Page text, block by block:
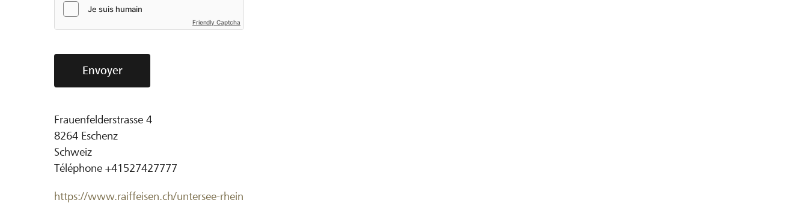
Friendly Captcha
Envoyer
Frauenfelderstrasse 4
8264 Eschenz
Schweiz
Téléphone +41527427777
https://www.raiffeisen.ch/untersee-rhein